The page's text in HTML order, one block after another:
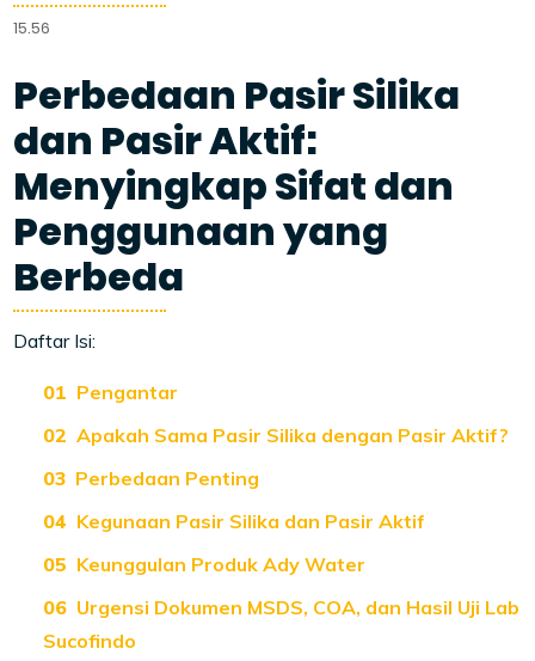
15.56
Perbedaan Pasir Silika
dan Pasir Aktif:
Menyingkap Sifat dan
Penggunaan yang
Berbeda
Daftar Isi:
Pengantar
Apakah Sama Pasir Silika dengan Pasir Aktif?
Perbedaan Penting
Kegunaan Pasir Silika dan Pasir Aktif
Keunggulan Produk Ady Water
Urgensi Dokumen MSDS, COA, dan Hasil Uji Lab
Sucofindo